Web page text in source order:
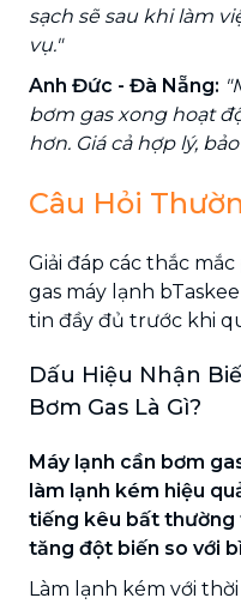
sạch sẽ sau khi làm
vụ."
Anh Đức - Đà Nẵng:
bơm gas xong hoạt
hơn. Giá cả hợp lý,
Câu Hỏi
Giải đáp các thắc
gas máy lạnh
tin đầy đủ trước khi
Dấu Hiệu Nhận
Bơm Gas Là Gì?
Máy lạnh cần bơm
làm lạnh kém hiệu
tiếng kêu bất thường
tăng đột biến so với
Làm lạnh kém với